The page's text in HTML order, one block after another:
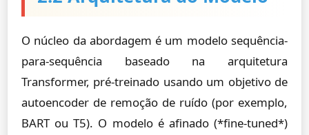
O núcleo da abordagem é um modelo sequência-
para-sequência baseado na arquitetura
Transformer, pré-treinado usando um objetivo de
autoencoder de remoção de ruído (por exemplo,
BART ou T5). O modelo é afinado (*fine-tuned*)